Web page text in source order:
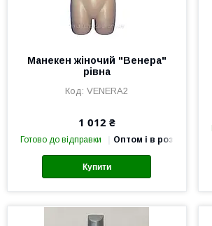
Манекен жіночий "Венера"
рівна
VENERA2
1 012 ₴
Готово до відправки Оптом і в роздріб
Купити